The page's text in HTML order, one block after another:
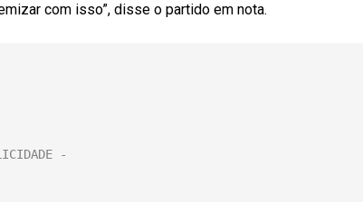
com isso”, disse o partido em nota.